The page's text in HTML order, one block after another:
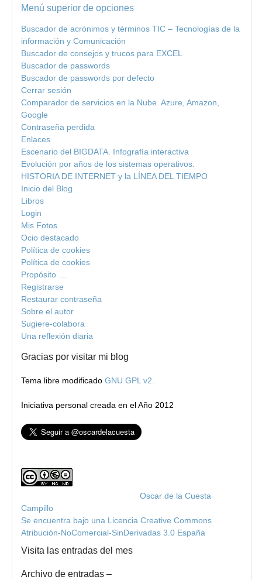
Menú superior de opciones
Buscador de acrónimos y términos TIC – Tecnologías de la
información y Comunicación
Buscador de consejos y trucos para EXCEL
Buscador de passwords
Buscador de passwords por defecto
Cerrar sesión
Comparador de servicios en la Nube. Azure, Amazon,
Google
Contraseña perdida
Enlaces
Escenario del BIGDATA. Infografía interactiva
Evolución por años de los sistemas operativos.
HISTORIA DE INTERNET y la LÍNEA DEL TIEMPO
Inicio del Blog
Libros
Login
Mis Fotos
Ocio destacado
Política de cookies
Política de cookies
Propósito …
Registrarse
Restaurar contraseña
Sobre el autor
Sugiere-colabora
Una reflexión diaria
Gracias por visitar mi blog
Tema libre modificado GNU GPL v2.
Iniciativa personal creada en el Año 2012
Oscar de la Cuesta
Campillo
Se encuentra bajo una Licencia Creative Commons
Atribución-NoComercial-SinDerivadas 3.0 España
Visita las entradas del mes
Archivo de entradas –